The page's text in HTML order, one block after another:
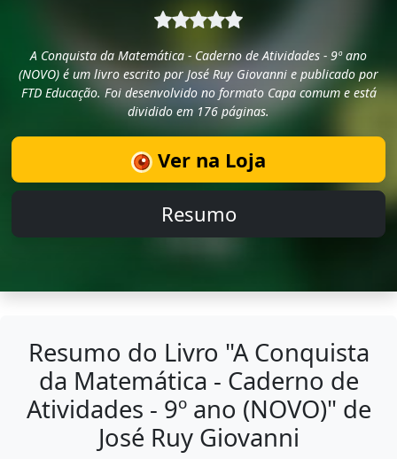
A Conquista da Matemática - Caderno de Atividades - 9º ano
(NOVO) é um livro escrito por José Ruy Giovanni e publicado por
FTD Educação. Foi desenvolvido no formato Capa comum e está
dividido em 176 páginas.
Ver na Loja
Resumo
Resumo do Livro "A Conquista
da Matemática - Caderno de
Atividades - 9º ano (NOVO)" de
José Ruy Giovanni